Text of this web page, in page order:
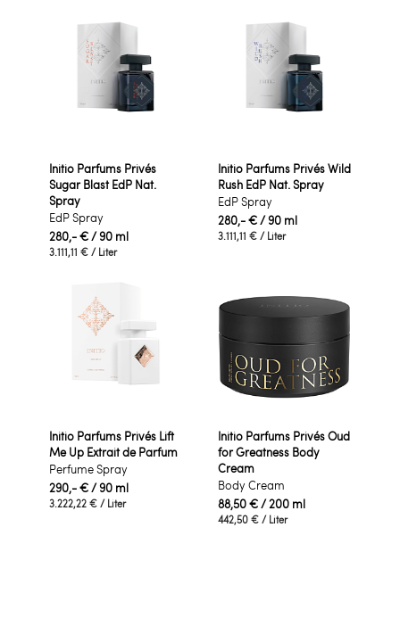
Initio Parfums Privés
Sugar Blast EdP Nat.
Spray
EdP Spray
280,- €/ 90 ml
3.111,11 € / Liter
Initio Parfums Privés Wild
Rush EdP Nat. Spray
EdP Spray
280,- €/ 90 ml
3.111,11 € / Liter
Initio Parfums Privés Lift
Me Up Extrait de Parfum
Perfume Spray
290,- €/ 90 ml
3.222,22 € / Liter
Initio Parfums Privés Oud
for Greatness Body
Cream
Body Cream
88,50 €/ 200 ml
442,50 € / Liter